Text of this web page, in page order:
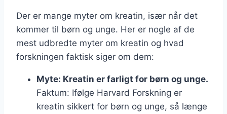
Der er mange myter om kreatin, især når det
kommer til børn og unge. Her er nogle af de
mest udbredte myter om kreatin og hvad
forskningen faktisk siger om dem:
Myte: Kreatin er farligt for børn og unge.
Faktum: Ifølge Harvard Forskning er
kreatin sikkert for børn og unge, så længe